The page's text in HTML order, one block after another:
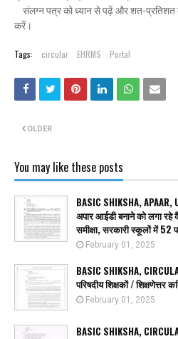
संलग्न पत्र को ध्यान से पढ़ें और शत-प्रतिशत
करें।
Tags: circular EHRMS Portal
OLDER
You may like these posts
BASIC SHIKSHA, APAAR,
अपार आईडी बनाने को लगा रहे
समीक्षा, सरकारी स्कूलों में 52
February 01, 2025
BASIC SHIKSHA,
परिषदीय शिक्षकों / शिक्षणेत्तर
February 01, 2025
BASIC SHIKSHA,